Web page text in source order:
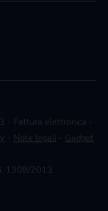
- Fattura elettronica -
Note legali
Gadget
1308/2013